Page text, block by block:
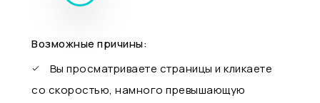
Возможные причины:
Вы просматриваете страницы и кликаете
со скоростью, намного превышающую